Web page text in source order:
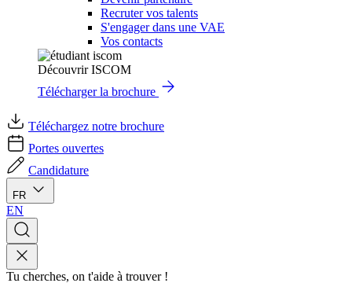
Recruter vos talents
S'engager dans une VAE
Vos contacts
Découvrir ISCOM
Télécharger la brochure
Téléchargez notre brochure
Portes ouvertes
Candidature
FR
EN
Tu cherches, on t'aide à trouver !